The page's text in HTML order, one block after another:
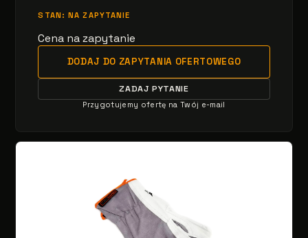
STAN: NA ZAPYTANIE
Cena na zapytanie
DODAJ DO ZAPYTANIA OFERTOWEGO
ZADAJ PYTANIE
Przygotujemy ofertę na Twój e-mail